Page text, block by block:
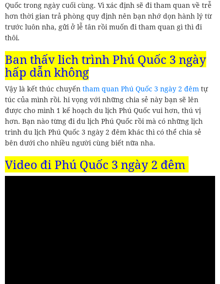
Quốc trong ngày cuối cùng. Vì xác định sẽ đi tham quan về trễ
hơn thời gian trả phòng quy định nên bạn nhớ dọn hành lý từ
trước luôn nha, gửi ở lễ tân rồi muốn đi tham quan gì thì đi
thôi.
Bạn thấy lịch trình Phú Quốc 3 ngày
hấp dẫn không
Vậy là kết thúc chuyến tham quan Phú Quốc 3 ngày 2 đêm tự
túc của mình rồi. hi vọng với những chia sẻ này bạn sẽ lên
được cho mình 1 kế hoạch du lịch Phú Quốc vui hơn, thú vị
hơn. Bạn nào từng đi du lịch Phú Quốc rồi mà có những lịch
trình du lịch Phú Quốc 3 ngày 2 đêm khác thì có thể chia sẻ
bên dưới cho nhiều người cùng biết nữa nha.
Video đi Phú Quốc 3 ngày 2 đêm